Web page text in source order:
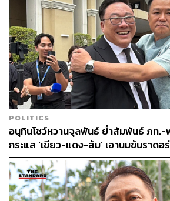
POLITICS
อนุทินโชว์หวานจุลพันธ์ ย้ำสัมพันธ์ ภท.-
กระแส ‘เขียว-แดง-ส้ม’ เอานมข้นราดอ